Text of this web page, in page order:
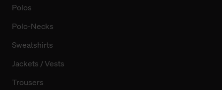
Polos
Polo-Necks
Sweatshirts
Jackets / Vests
Trousers